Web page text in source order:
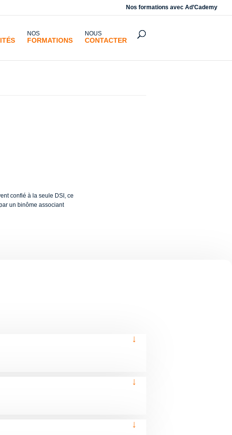
Nos formations avec Ad’Cademy
NOS
FORMATIONS
NOUS
CONTACTER
confié à la seule DSI, ce
un binôme associant
↓
↓
↓